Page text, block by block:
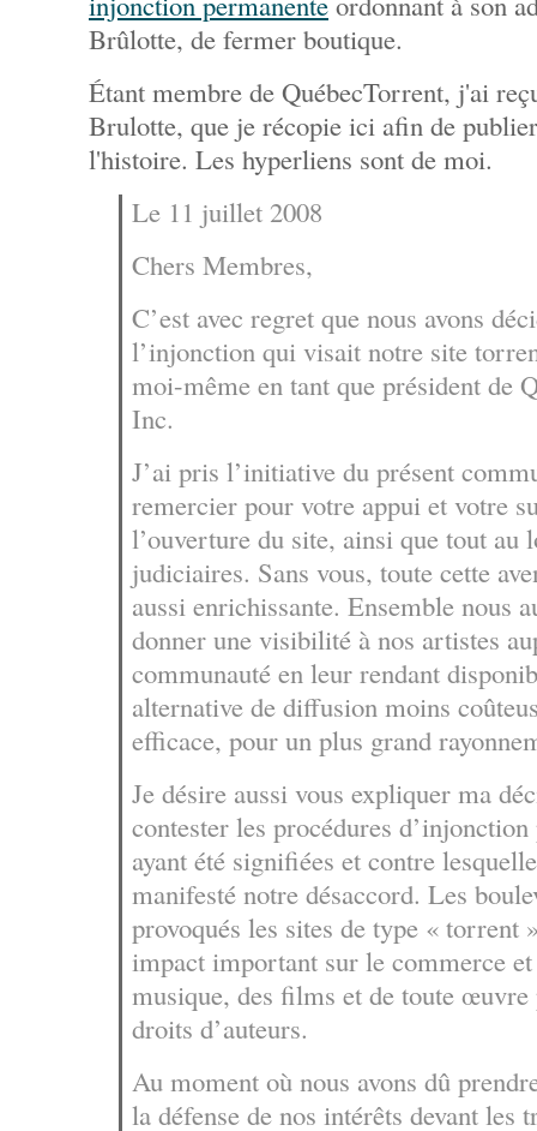
Brûlotte, de fermer boutique.
Étant membre de QuébecTorrent, j'ai
Brulotte, que je récopie ici afin de
l'histoire. Les hyperliens sont de moi.
Le 11 juillet 2008
Chers Membres,
C’est avec regret que nous avons
l’injonction qui visait notre site
moi-même en tant que président de
Inc.
J’ai pris l’initiative du présent
remercier pour votre appui et votre
l’ouverture du site, ainsi que tout au
judiciaires. Sans vous, toute cette
aussi enrichissante. Ensemble nous
donner une visibilité à nos artistes
communauté en leur rendant
alternative de diffusion moins
efficace, pour un plus grand
Je désire aussi vous expliquer ma
contester les procédures
ayant été signifiées et contre
manifesté notre désaccord. Les
provoqués les sites de type « torrent
impact important sur le commerce
musique, des films et de toute œuvre
droits d’auteurs.
Au moment où nous avons dû
la défense de nos intérêts devant les